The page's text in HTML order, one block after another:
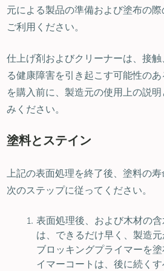
元による製品の準備および塗布の
ご利用ください。
仕上げ剤およびクリーナーは、接
る健康障害を引き起こす可能性の
を購入前に、製造元の使用上の説
みください。
塗料とステイン
上記の表面処理を終了後、塗料の
次のステップに従ってください。
表面処理後、および木材の
は、できるだけ早く、製造
ブロッキングプライマーを
イマーコートは、後に続く